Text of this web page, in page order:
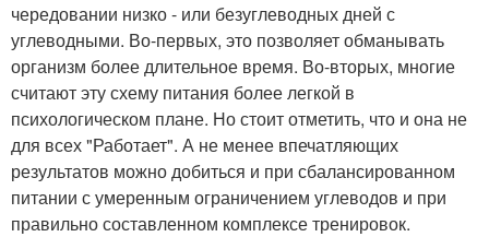
чередовании низко - или безуглеводных дней с
углеводными. Во-первых, это позволяет обманывать
организм более длительное время. Во-вторых, многие
считают эту схему питания более легкой в
психологическом плане. Но стоит отметить, что и она не
для всех "Работает". А не менее впечатляющих
результатов можно добиться и при сбалансированном
питании с умеренным ограничением углеводов и при
правильно составленном комплексе тренировок.